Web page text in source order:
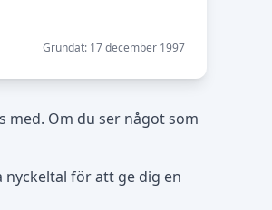
Grundat: 17 december 1997
med. Om du ser något som
för att ge dig en